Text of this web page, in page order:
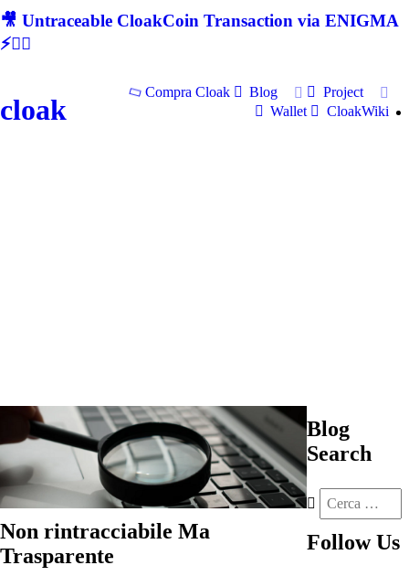
🎥 Untraceable CloakCoin Transaction via ENIGMA
⚡🕵‍♂
cloak
Compra Cloak Blog
Project
Wallet
CloakWiki
Non rintracciabile Ma
Trasparente
Blog
Search
Follow Us